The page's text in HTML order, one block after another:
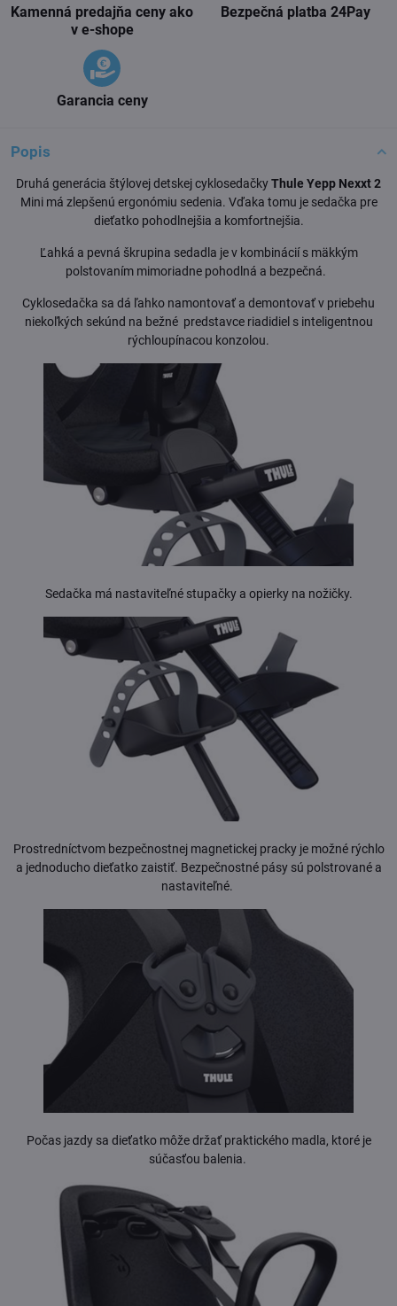
Kamenná predajňa ceny ako
v e-shope
Bezpečná platba 24Pay
Garancia ceny
Popis
Druhá generácia štýlovej detskej cyklosedačkyThule Yepp Nexxt 2
Mini má zlepšenú ergonómiu sedenia. Vďaka tomu je sedačka pre
dieťatko pohodlnejšia a komfortnejšia.
Ľahká a pevná škrupina sedadla je v kombinácií s mäkkým
polstovaním mimoriadne pohodlná a bezpečná.
Cyklosedačka sa dá ľahko namontovať a demontovať v priebehu
niekoľkých sekúnd na bežné predstavce riadidiel s inteligentnou
rýchloupínacou konzolou.
Sedačka má nastaviteľné stupačky a opierky na nožičky.
Prostredníctvom bezpečnostnej magnetickej pracky je možné rýchlo
a jednoducho dieťatko zaistiť. Bezpečnostné pásy sú polstrované a
nastaviteľné.
Počas jazdy sa dieťatko môže držať praktického madla, ktoré je
súčasťou balenia.